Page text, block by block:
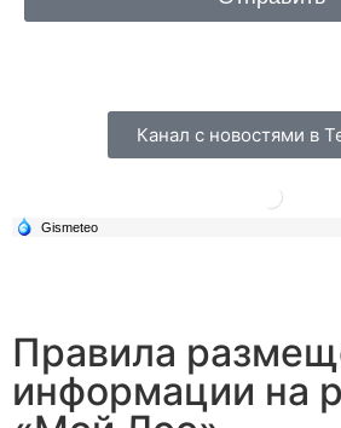
Канал с новостями в
Правила
информации на